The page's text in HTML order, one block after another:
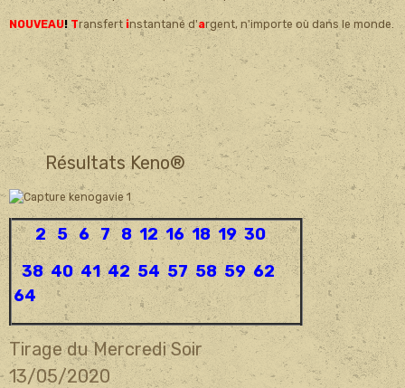
NOUVEAU! Transfert instantané d'argent, n'importe où dans le monde.
Résultats Keno®
Tirage du Mercredi Soir
13/05/2020
2 5 6 7 8 12 16 18 19 30
38 40 41 42 54 57 58 59 62
64